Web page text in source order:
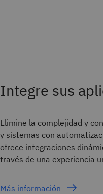
Integre sus
Elimine la complejidad y
y sistemas con
ofrece integraciones
través de una experiencia
Más información